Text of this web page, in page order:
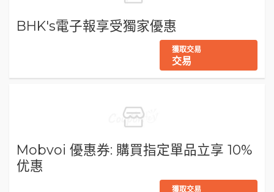
BHK's電子報享受獨家優惠
獲取交易
交易
Mobvoi 優惠券: 購買指定單品立享 10%
优惠
獲取交易